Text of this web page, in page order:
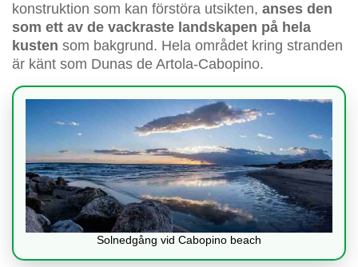
konstruktion som kan förstöra utsikten, anses den
som ett av de vackraste landskapen på hela
kusten som bakgrund. Hela området kring stranden
är känt som Dunas de Artola-Cabopino.
Solnedgång vid Cabopino beach